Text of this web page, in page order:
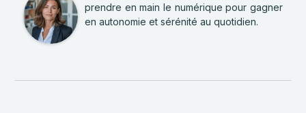
prendre en main le numérique pour gagner
en autonomie et sérénité au quotidien.